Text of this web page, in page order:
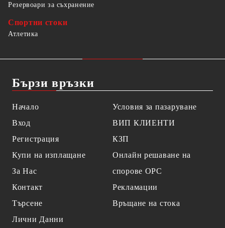
Резервоари за съхранение
Спортни стоки
Атлетика
Бързи връзки
Начало
Вход
Регистрация
Купи на изплащане
За Нас
Контакт
Търсене
Лични Данни
Условия за пазаруване
ВИП КЛИЕНТИ
КЗП
Онлайн решаване на
спорове OPC
Рекламации
Връщане на стока